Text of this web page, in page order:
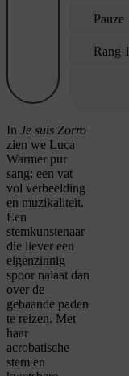
Pauze
Rang 1
In Je suis Zorro
zien we Luca
Warmer pur
sang: een vat
vol verbeelding
en muzikaliteit.
Een
stemkunstenaar
die liever een
eigenzinnig
spoor nalaat dan
over de
gebaande paden
te reizen. Met
haar
acrobatische
stem en